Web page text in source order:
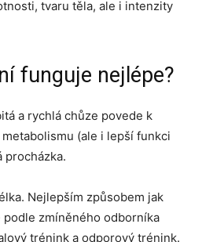
tvaru těla, ale i intenzity
funguje nejlépe?
a rychlá chůze povede k
(ale i lepší funkci
procházka.
Nejlepším způsobem jak
zmíněného odborníka
trénink a odporový trénink.